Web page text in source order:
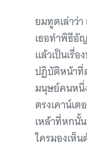
ยมทูตเล่าว่
เธอทำพิธีอั
แล้วเป็นเรื่
ปฏิบัติหน้าที่
มนุษย์คนหนึ่
ตรงเคาน์เ
เหล้าที่หกนั้
ใครมองเห็น